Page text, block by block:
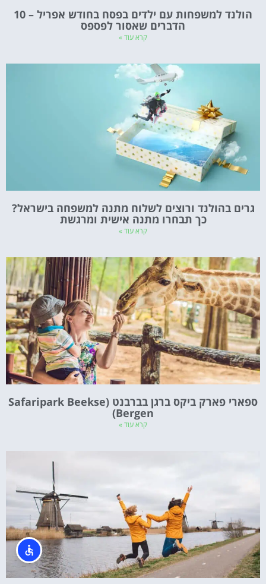
הולנד למשפחות עם ילדים בפסח בחודש אפריל – 10
הדברים שאסור לפספס
קרא עוד »
גרים בהולנד ורוצים לשלוח מתנה למשפחה בישראל?
כך תבחרו מתנה אישית ומרגשת
קרא עוד »
ספארי פארק ביקס ברגן בברבנט (Safaripark Beekse
Bergen)
קרא עוד »